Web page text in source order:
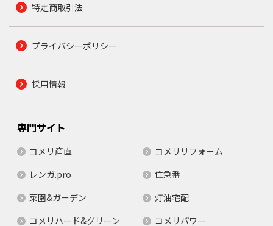
特定商取引法
プライバシーポリシー
採用情報
専門サイト
コメリ産直
コメリリフォーム
レンガ.pro
住急番
菜園&ガーデン
灯油宅配
コメリハード&グリーン
コメリパワー